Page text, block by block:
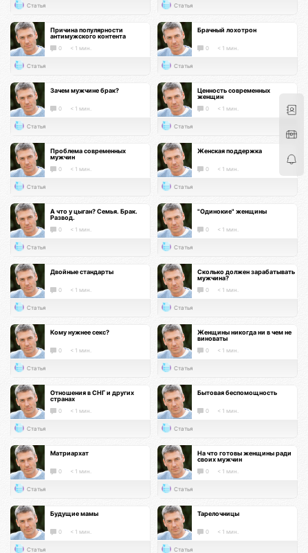
Статья Статья
Причина популярности
антимужского контента
0 < 1 мин.
Статья
Брачный лохотрон
0 < 1 мин.
Статья
Зачем мужчине брак?
0 < 1 мин.
Статья
Ценность современных
женщин
0 < 1 мин.
Статья
Проблема современных
мужчин
0 < 1 мин.
Статья
Женская поддержка
0 < 1 мин.
Статья
А что у цыган? Семья. Брак.
Развод.
0 < 1 мин.
Статья
"Одинокие" женщины
0 < 1 мин.
Статья
Двойные стандарты
0 < 1 мин.
Статья
Сколько должен зарабатывать
мужчина?
0 < 1 мин.
Статья
Кому нужнее секс?
0 < 1 мин.
Статья
Женщины никогда ни в чем не
виноваты
0 < 1 мин.
Статья
Отношения в СНГ и других
странах
0 < 1 мин.
Статья
Бытовая беспомощность
0 < 1 мин.
Статья
Матриархат
0 < 1 мин.
Статья
На что готовы женщины ради
своих мужчин
0 < 1 мин.
Статья
Будущие мамы
0 < 1 мин.
Статья
Тарелочницы
0 < 1 мин.
Статья